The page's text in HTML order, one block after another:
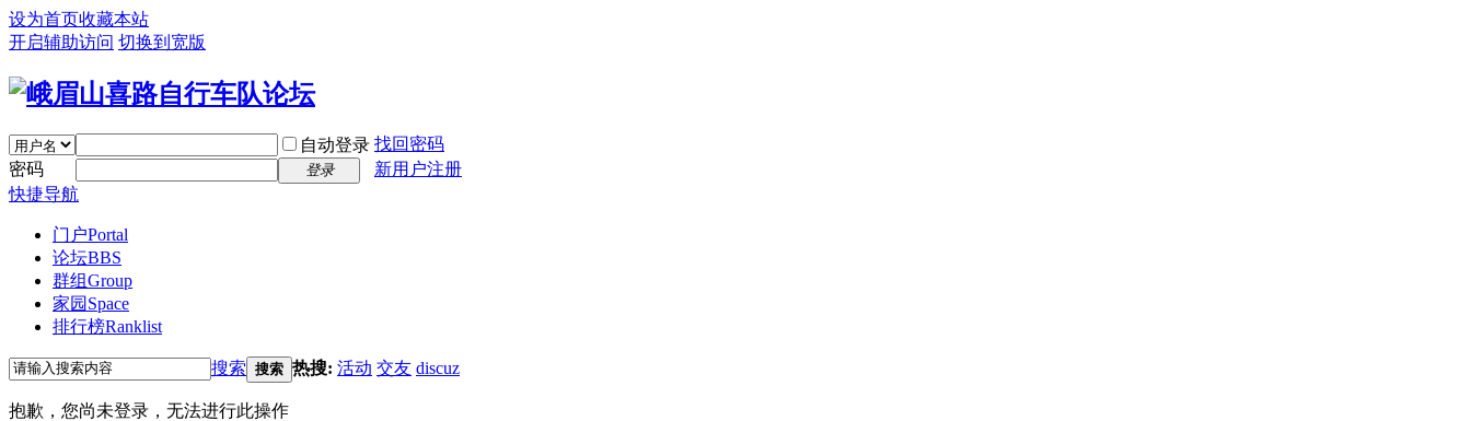
设为首页收藏本站
开启辅助访问 切换到宽版
自动登录 找回密码
密码
登录
新用户注册
快捷导航
门户Portal
论坛BBS
群组Group
家园 Space
排行榜Ranklist
搜索 搜索 热搜: 活动 交友 discuz
抱歉，您尚未登录，无法进行此操作